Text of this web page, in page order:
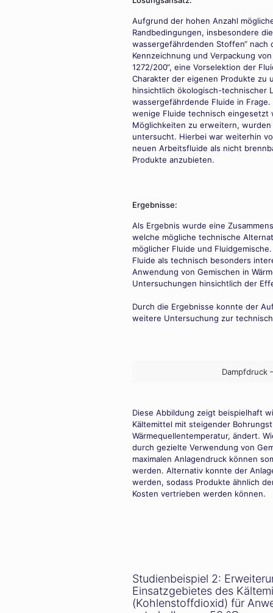
Aufgrund der hohen Anzahl
Randbedingungen, insbesondere
wassergefährdenden Stoffen“ nach
Kennzeichnung und Verpackung
1272/200“, eine Vorselektion der
Charakter der eigenen Produkte zu
hinsichtlich ökologisch-technischer
wassergefährdende Fluide in
wenige Fluide technisch eingesetzt
Möglichkeiten zu erweitern,
untersucht. Hierbei war weiterhin
neuen Arbeitsfluide als nicht
Produkte anzubieten.
Ergebnisse:
Als Ergebnis wurde eine
welche mögliche technische
möglicher Fluide und
Fluide als technisch besonders
Anwendung von Gemischen in
Untersuchungen hinsichtlich der
Durch die Ergebnisse konnte der
weitere Untersuchung zur
Dampfdruck
Diese Abbildung zeigt beispielhaft
Kältemittel mit steigender
Wärmequellentemperatur, ändert.
durch gezielte Verwendung von
maximalen Anlagendruck können
werden. Alternativ konnte der
werden, sodass Produkte ähnlich
Kosten vertrieben werden können.
Studienbeispiel 2:
Einsatzgebietes des
(Kohlenstoffdioxid) für